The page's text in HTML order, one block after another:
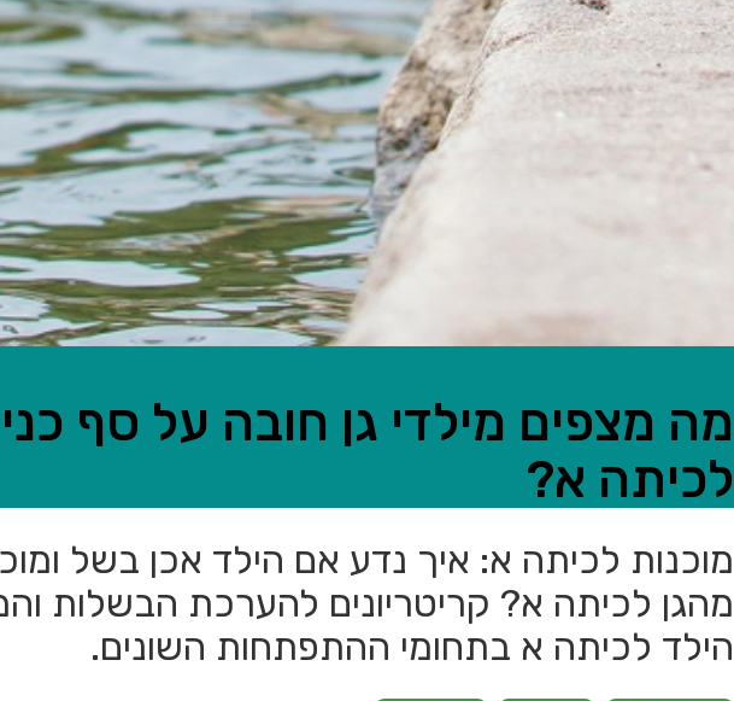
מה מצפים מילדי גן חובה על סף
לכיתה א?
מוכנות לכיתה א: איך נדע אם הילד אכן בשל
מהגן לכיתה א? קריטריונים להערכת הבשלות
הילד לכיתה א בתחומי ההתפתחות השונים.